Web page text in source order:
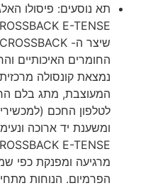
תא נוסעים: פיסולו
החומרים האיכותיים
נמצאת קונסולה מרכזית
המעוצבת, מתג בלם
לטלפון החכם (למכשירים
מרגיעה ומפנקת כפי
הפרמיום. הנוחות